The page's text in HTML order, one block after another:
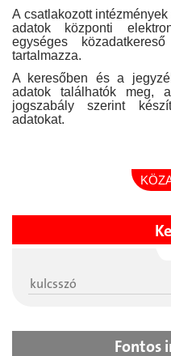
A csatlakozott
adatok központi
egységes
tartalmazza.
A keresőben és a
adatok találhatók meg,
jogszabály szerint
adatokat.
Fontos